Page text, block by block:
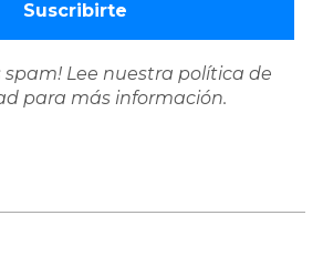
spam! Lee nuestra política de
para más información.